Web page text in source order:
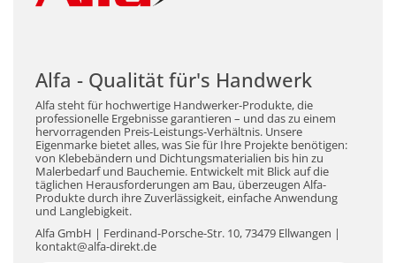
Alfa - Qualität für's Handwerk
Alfa steht für hochwertige Handwerker-Produkte, die
professionelle Ergebnisse garantieren – und das zu einem
hervorragenden Preis-Leistungs-Verhältnis. Unsere
Eigenmarke bietet alles, was Sie für Ihre Projekte benötigen:
von Klebebändern und Dichtungsmaterialien bis hin zu
Malerbedarf und Bauchemie. Entwickelt mit Blick auf die
täglichen Herausforderungen am Bau, überzeugen Alfa-
Produkte durch ihre Zuverlässigkeit, einfache Anwendung
und Langlebigkeit.
Alfa GmbH | Ferdinand-Porsche-Str. 10, 73479 Ellwangen |
kontakt@alfa-direkt.de